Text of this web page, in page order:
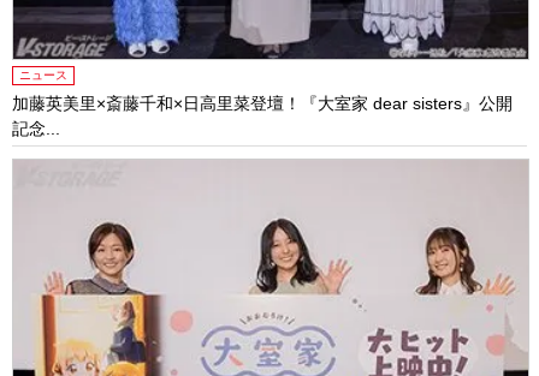
ニュース
加藤英美里×斎藤千和×日高里菜登壇！『大室家 dear sisters』公開
記念...